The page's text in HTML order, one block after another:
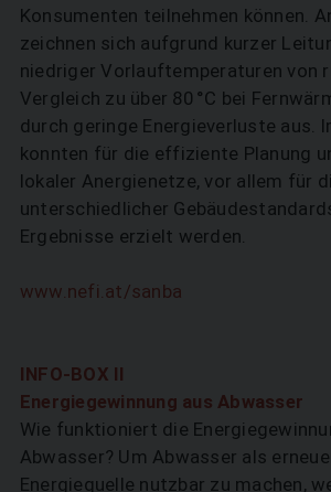
Konsumenten teilnehmen können.
zeichnen sich aufgrund kurzer
niedriger Vorlauftemperaturen von
Vergleich zu über 80 °C bei
durch geringe Energieverluste aus.
konnten für die effiziente Planung
lokaler Anergie­netze, vor allem für
unterschiedlicher
Ergebnisse erzielt werden.
www.nefi.at/sanba
INFO-BOX II
Energiegewinnung aus Abwasser
Wie funktioniert die
Abwasser? Um Abwasser als
Energiequelle nutzbar zu machen,